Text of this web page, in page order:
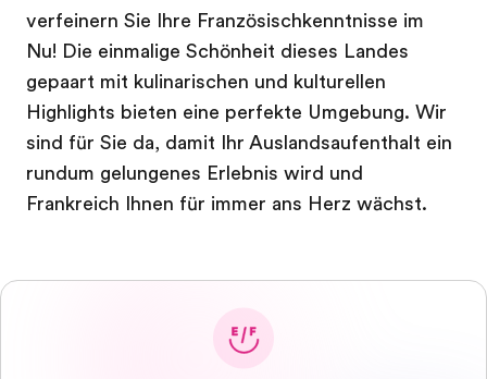
verfeinern Sie Ihre Französischkenntnisse im
Nu! Die einmalige Schönheit dieses Landes
gepaart mit kulinarischen und kulturellen
Highlights bieten eine perfekte Umgebung. Wir
sind für Sie da, damit Ihr Auslandsaufenthalt ein
rundum gelungenes Erlebnis wird und
Frankreich Ihnen für immer ans Herz wächst.